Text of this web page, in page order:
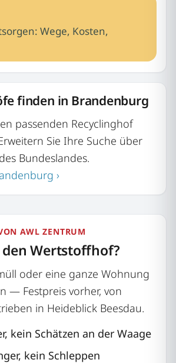
Wege, Kosten,
finden in Brandenburg
passenden Recyclinghof
Sie Ihre Suche über
Bundeslandes.
›
AWL ZENTRUM
Wertstoffhof?
oder eine ganze Wohnung
— Festpreis vorher, von
in Heideblick Beesdau.
kein Schätzen an der Waage
kein Schleppen